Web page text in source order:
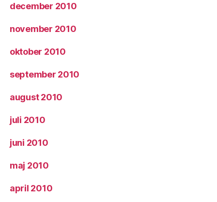
december 2010
november 2010
oktober 2010
september 2010
august 2010
juli 2010
juni 2010
maj 2010
april 2010